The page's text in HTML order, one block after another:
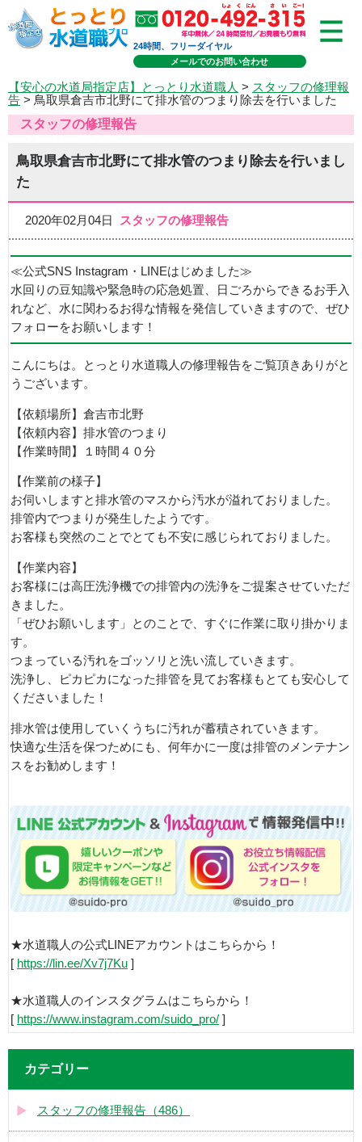
24時間、フリーダイヤル
メールでのお問い合わせ
【安心の水道局指定店】とっとり水道職人 > スタッフの修理報
告 > 鳥取県倉吉市北野にて排水管のつまり除去を行いました
スタッフの修理報告
鳥取県倉吉市北野にて排水管のつまり除去を行いまし
た
2020年02月04日 スタッフの修理報告
≪公式SNS Instagram・LINEはじめました≫
水回りの豆知識や緊急時の応急処置、日ごろからできるお手入
れなど、水に関わるお得な情報を発信していきますので、ぜひ
フォローをお願いします！
こんにちは。とっとり水道職人の修理報告をご覧頂きありがと
うございます。
【依頼場所】倉吉市北野
【依頼内容】排水管のつまり
【作業時間】１時間４０分
【作業前の様子】
お伺いしますと排水管のマスから汚水が溢れておりました。
排管内でつまりが発生したようです。
お客様も突然のことでとても不安に感じられておりました。
【作業内容】
お客様には高圧洗浄機での排管内の洗浄をご提案させていただ
きました。
「ぜひお願いします」とのことで、すぐに作業に取り掛かりま
す。
つまっている汚れをゴッソリと洗い流していきます。
洗浄し、ピカピカになった排管を見てお客様もとても安心して
くださいました！
排水管は使用していくうちに汚れが蓄積されていきます。
快適な生活を保つためにも、何年かに一度は排管のメンテナン
スをお勧めします！
★水道職人の公式LINEアカウントはこちらから！
[ https://lin.ee/Xv7j7Ku ]
★水道職人のインスタグラムはこちらから！
[ https://www.instagram.com/suido_pro/ ]
カテゴリー
スタッフの修理報告（486）